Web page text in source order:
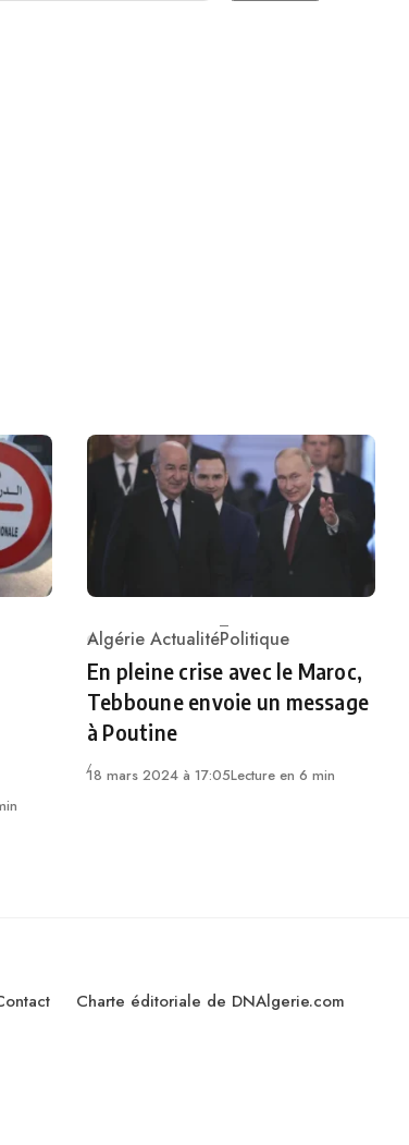
Category
Algérie ActualitéPolitique
En pleine crise avec le Maroc,
Tebboune envoie un message
à Poutine
18 mars 2024 à 17:05Lecture en 6 min
Charte éditoriale de DNAlgerie.com